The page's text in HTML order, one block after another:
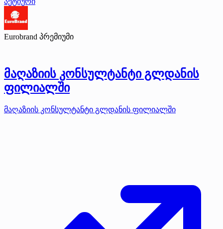
Eurobrand პრემიუმი
მაღაზიის კონსულტანტი გლდანის
ფილიალში
მაღაზიის კონსულტანტი გლდანის ფილიალში